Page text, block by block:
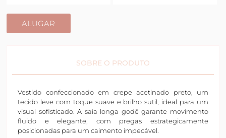
ALUGAR
SOBRE O PRODUTO
Vestido confeccionado em crepe acetinado preto, um
tecido leve com toque suave e brilho sutil, ideal para um
visual sofisticado. A saia longa godê garante movimento
fluido e elegante, com pregas estrategicamente
posicionadas para um caimento impecável.